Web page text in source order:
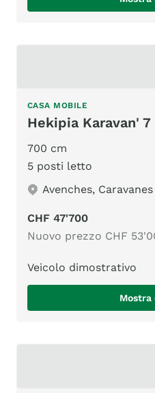
CASA MOBILE
Hekipia Karavan' 7
700 cm
5 posti letto
Avenches,
CHF 47'700
Nuovo prezzo CHF
Veicolo dimostrativo